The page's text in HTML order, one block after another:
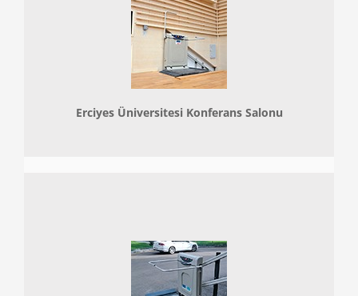
Erciyes Üniversitesi Konferans Salonu